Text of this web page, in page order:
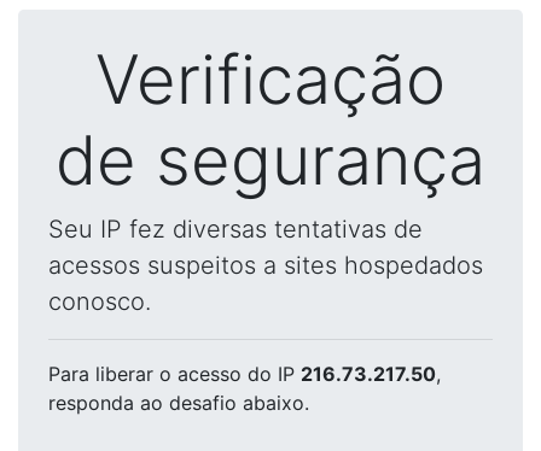
Verificação
de segurança
Seu IP fez diversas tentativas de
acessos suspeitos a sites hospedados
conosco.
Para liberar o acesso do IP 216.73.217.50,
responda ao desafio abaixo.